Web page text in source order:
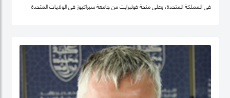
في المملكة المتحدة، وعلى منحة فولبرايت من جامعة سيراكيوز في الولايات المتحدة
الجامعات، ومنها جامعة دكا (بنغلاديش)، وجامعة ليكهيد (كندا)، وجامعة ساوث باسيفيك
(فيجي)، وجامعة بروناي دار السلام (بروناي). وخلال عمله في جامعة بروناي دار السلام،
عمل في كلية الأعمال، والاقتصاد والدراسات السياسية ومعهد الدراسات السياسية كقائد
برنامج لدراسات الخريجين. ومنذ بداية مسيرته المهنية الأكاديمية، تميز الدكتور حبيب الرحمن
بنشاط كبير في إجراء البحوث حيث نشرت العديد من بحوثه في دوريات محكمة وله أيضاً